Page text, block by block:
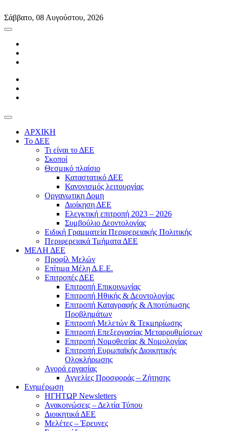
to
content
Σάββατο, 08 Αυγούστου, 2026
ΑΡΧΙΚΗ
Το ΔΕΕ
Τι είναι το ΔΕΕ
Σκοποί
Θεσμικό πλαίσιο
Καταστατικό ΔΕΕ
Κανονισμός λειτουργίας
Οργανωτικη Δομη
Διοίκηση ΔΕΕ
Ελεγκτική επιτροπή 2023 – 2026
Συμβούλιο Δεοντολογίας
Ειδική Γραμματεία Περιφερειακής Πολιτικής
Περιφερειακά Τμήματα ΔΕΕ
ΜΕΛΗ ΔΕΕ
Προφίλ Μελών
Επίτιμα Mέλη Δ.Ε.Ε.
Επιτροπές ΔΕΕ
Επιτροπή Επικοινωνίας
Επιτροπή Ηθικής & Δεοντολογίας
Επιτροπή Καταγραφής & Αποτύπωσης
Προβλημάτων
Επιτροπή Μελετών & Τεκμηρίωσης
Επιτροπή Επεξεργασίας Μεταρρυθμίσεων
Επιτροπή Νομοθεσίας & Νομολογίας
Επιτροπή Ευρωπαϊκής Διοικητικής
Ολοκλήρωσης
Αγορά εργασίας
Αγγελίες Προσφοράς – Ζήτησης
Ενημέρωση
ΗΓΗΤΩΡ Newsletters
Ανακοινώσεις – Δελτία Τύπου
Διοικητικά ΔΕΕ
Μελέτες – Έρευνες